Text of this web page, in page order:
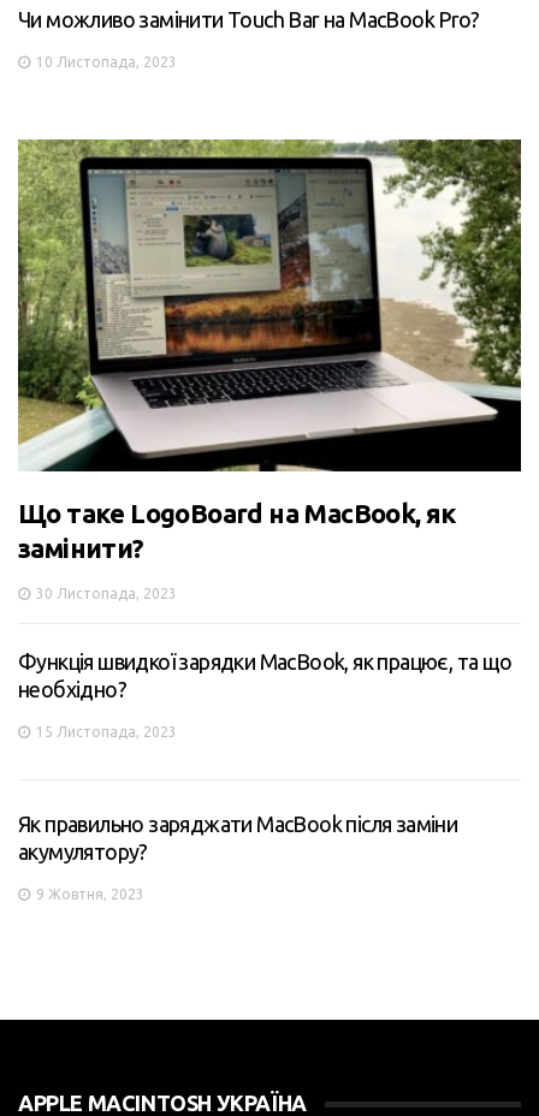
Чи можливо замінити Touch Bar на MacBook Pro?
10 Листопада, 2023
Що таке LogoBoard на MacBook, як
замінити?
30 Листопада, 2023
Функція швидкої зарядки MacBook, як працює, та що
необхідно?
15 Листопада, 2023
Як правильно заряджати MacBook після заміни
акумулятору?
9 Жовтня, 2023
APPLE MACINTOSH УКРАЇНА